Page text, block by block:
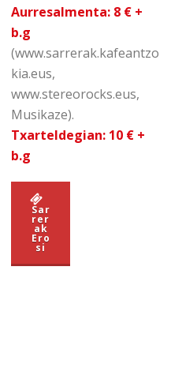
Aurresalmenta: 8 € +
b.g
(www.sarrerak.kafeantzo
kia.eus,
www.stereorocks.eus,
Musikaze).
Txarteldegian: 10 € +
b.g
Sar
rer
ak
Ero
si